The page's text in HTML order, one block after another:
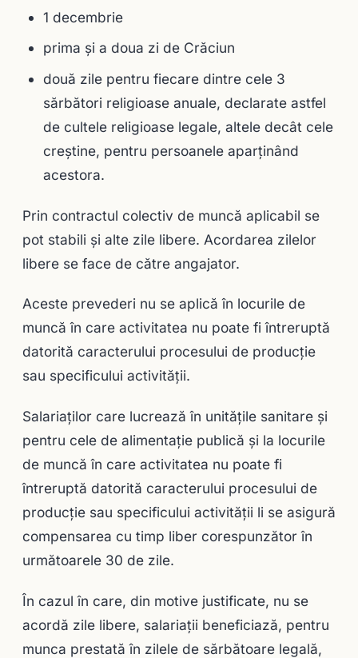
1 decembrie
prima şi a doua zi de Crăciun
două zile pentru fiecare dintre cele 3
sărbători religioase anuale, declarate astfel
de cultele religioase legale, altele decât cele
creştine, pentru persoanele aparţinând
acestora.
Prin contractul colectiv de muncă aplicabil se
pot stabili şi alte zile libere. Acordarea zilelor
libere se face de către angajator.
Aceste prevederi nu se aplică în locurile de
muncă în care activitatea nu poate fi întreruptă
datorită caracterului procesului de producţie
sau specificului activităţii.
Salariaţilor care lucrează în unităţile sanitare şi
pentru cele de alimentaţie publică şi la locurile
de muncă în care activitatea nu poate fi
întreruptă datorită caracterului procesului de
producţie sau specificului activităţii li se asigură
compensarea cu timp liber corespunzător în
următoarele 30 de zile.
În cazul în care, din motive justificate, nu se
acordă zile libere, salariaţii beneficiază, pentru
munca prestată în zilele de sărbătoare legală,